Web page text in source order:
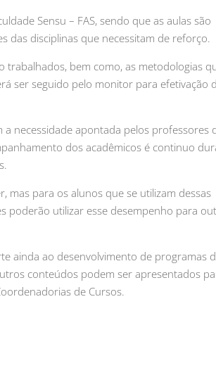
Sensu – FAS, sendo que as aulas são
das disciplinas que necessitam de reforço.
bem como, as metodologias
ser seguido pelo monitor para efetivação
necessidade apontada pelos professores
dos acadêmicos é continuo
mas para os alunos que se utilizam dessas
poderão utilizar esse desempenho para
ainda ao desenvolvimento de programas
conteúdos podem ser apresentados
de Cursos.